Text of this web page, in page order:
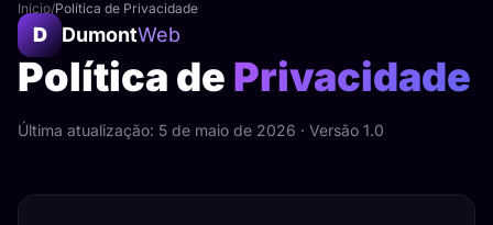
D DumontWeb
Início/Política de Privacidade
Política de Privacidade
Última atualização: 5 de maio de 2026 · Versão 1.0